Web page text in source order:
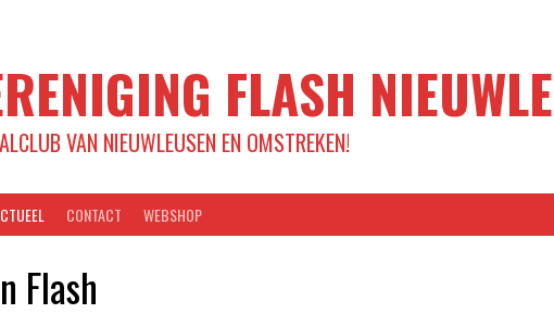
FLASH
VAN NIEUWLEUSEN EN OMSTREKEN!
CONTACT WEBSHOP
Flash